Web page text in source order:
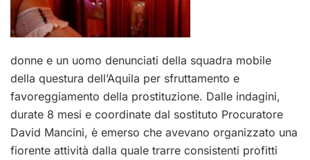
donne e un uomo denunciati della squadra mobile
della questura dell’Aquila per sfruttamento e
favoreggiamento della prostituzione. Dalle indagini,
durate 8 mesi e coordinate dal sostituto Procuratore
David Mancini, è emerso che avevano organizzato una
fiorente attività dalla quale trarre consistenti profitti